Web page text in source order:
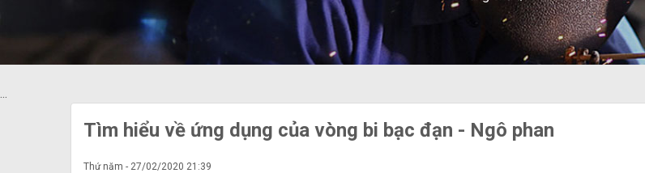
Tìm hiểu về ứng dụng của vòng bi bạc đạn - Ngô phan
Thứ năm - 27/02/2020 21:39